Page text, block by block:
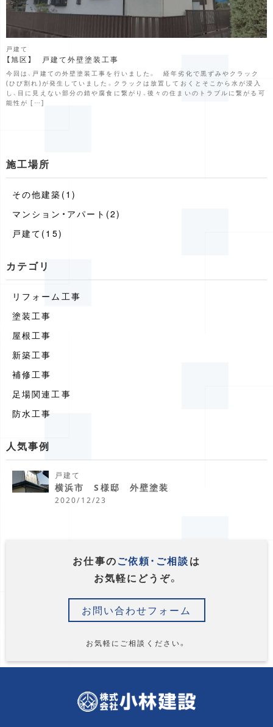
戸建て
【旭区】 戸建て外壁塗装工事
今回は、戸建ての外壁塗装工事を行いました。 経年劣化で黒ずみやクラック
(ひび割れ)が発生していました。クラックは放置しておくとそこから水が浸入
し、目に見えない部分の錆や腐食に繋がり、後々の住まいのトラブルに繋がる可
能性が […]
施工場所
その他建築(1)
マンション・アパート(2)
戸建て(15)
カテゴリ
リフォーム工事
塗装工事
屋根工事
新築工事
補修工事
足場関連工事
防水工事
人気事例
戸建て
横浜市 S様邸 外壁塗装
2020/12/23
お仕事のご依頼・ご相談は
お気軽にどうぞ。
お問い合わせフォーム
お気軽にご相談ください。